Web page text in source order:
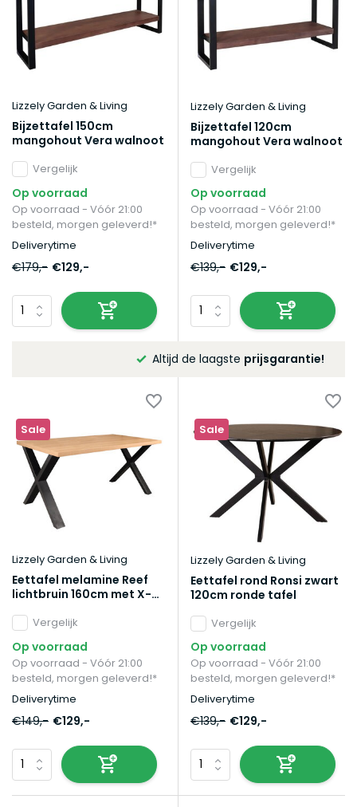
Lizzely Garden & Living
Bijzettafel 150cm
mangohout Vera walnoot
Vergelijk
Op voorraad
Op voorraad - Vóór 21:00
besteld, morgen geleverd!*
Deliverytime
€179,- €129,-
Lizzely Garden & Living
Bijzettafel 120cm
mangohout Vera walnoot
Vergelijk
Op voorraad
Op voorraad - Vóór 21:00
besteld, morgen geleverd!*
Deliverytime
€139,- €129,-
Altijd de laagsteprijsgarantie!
Sale
Lizzely Garden & Living
Eettafel melamine Reef
lichtbruin 160cm met X-
Vergelijk
Op voorraad
Op voorraad - Vóór 21:00
besteld, morgen geleverd!*
Deliverytime
€149,- €129,-
Sale
Lizzely Garden & Living
Eettafel rond Ronsi zwart
120cm ronde tafel
Vergelijk
Op voorraad
Op voorraad - Vóór 21:00
besteld, morgen geleverd!*
Deliverytime
€139,- €129,-